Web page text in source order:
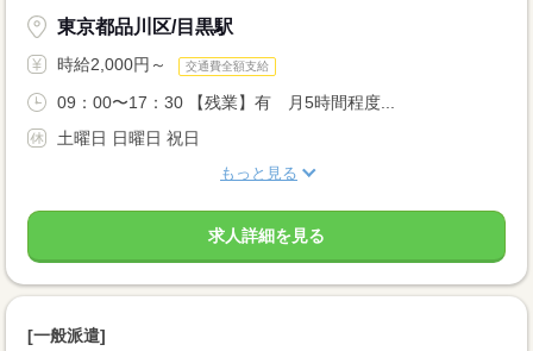
東京都品川区/目黒駅
時給2,000円～ 交通費全額支給
09：00〜17：30 【残業】有 月5時間程度...
土曜日 日曜日 祝日
もっと見る
求人詳細を見る
[一般派遣]